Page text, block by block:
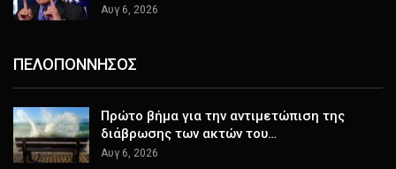
Αυγ 6, 2026
ΠΕΛΟΠΟΝΝΗΣΟΣ
Πρώτο βήμα για την αντιμετώπιση της
διάβρωσης των ακτών του…
Αυγ 6, 2026